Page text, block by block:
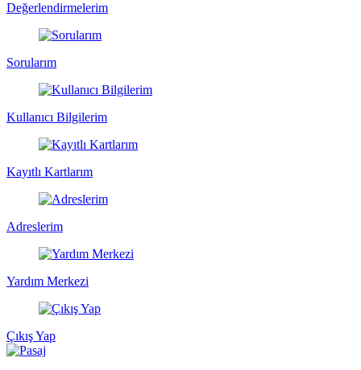
Değerlendirmelerim
Sorularım
Kullanıcı Bilgilerim
Kayıtlı Kartlarım
Adreslerim
Yardım Merkezi
Çıkış Yap